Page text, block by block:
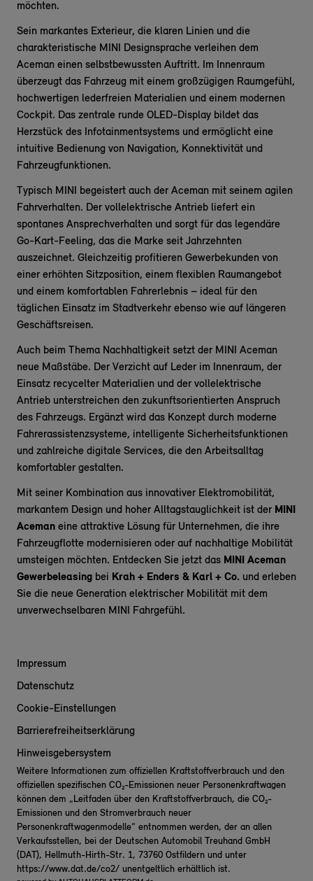
möchten.
Sein markantes Exterieur, die klaren Linien und die
charakteristische MINI Designsprache verleihen dem
Aceman einen selbstbewussten Auftritt. Im Innenraum
überzeugt das Fahrzeug mit einem großzügigen Raumgefühl,
hochwertigen lederfreien Materialien und einem modernen
Cockpit. Das zentrale runde OLED-Display bildet das
Herzstück des Infotainmentsystems und ermöglicht eine
intuitive Bedienung von Navigation, Konnektivität und
Fahrzeugfunktionen.
Typisch MINI begeistert auch der Aceman mit seinem agilen
Fahrverhalten. Der vollelektrische Antrieb liefert ein
spontanes Ansprechverhalten und sorgt für das legendäre
Go-Kart-Feeling, das die Marke seit Jahrzehnten
auszeichnet. Gleichzeitig profitieren Gewerbekunden von
einer erhöhten Sitzposition, einem flexiblen Raumangebot
und einem komfortablen Fahrerlebnis – ideal für den
täglichen Einsatz im Stadtverkehr ebenso wie auf längeren
Geschäftsreisen.
Auch beim Thema Nachhaltigkeit setzt der MINI Aceman
neue Maßstäbe. Der Verzicht auf Leder im Innenraum, der
Einsatz recycelter Materialien und der vollelektrische
Antrieb unterstreichen den zukunftsorientierten Anspruch
des Fahrzeugs. Ergänzt wird das Konzept durch moderne
Fahrerassistenzsysteme, intelligente Sicherheitsfunktionen
und zahlreiche digitale Services, die den Arbeitsalltag
komfortabler gestalten.
Mit seiner Kombination aus innovativer Elektromobilität,
markantem Design und hoher Alltagstauglichkeit ist der MINI
Aceman eine attraktive Lösung für Unternehmen, die ihre
Fahrzeugflotte modernisieren oder auf nachhaltige Mobilität
umsteigen möchten. Entdecken Sie jetzt das MINI Aceman
Gewerbeleasing bei Krah + Enders & Karl + Co. und erleben
Sie die neue Generation elektrischer Mobilität mit dem
unverwechselbaren MINI Fahrgefühl.
Impressum
Datenschutz
Cookie-Einstellungen
Barrierefreiheitserklärung
Hinweisgebersystem
Weitere Informationen zum offiziellen Kraftstoffverbrauch und den
offiziellen spezifischen CO₂-Emissionen neuer Personenkraftwagen
können dem „Leitfaden über den Kraftstoffverbrauch, die CO₂-
Emissionen und den Stromverbrauch neuer
Personenkraftwagenmodelle“ entnommen werden, der an allen
Verkaufsstellen, bei der Deutschen Automobil Treuhand GmbH
(DAT), Hellmuth-Hirth-Str. 1, 73760 Ostfildern und unter
https://www.dat.de/co2/ unentgeltlich erhältlich ist.